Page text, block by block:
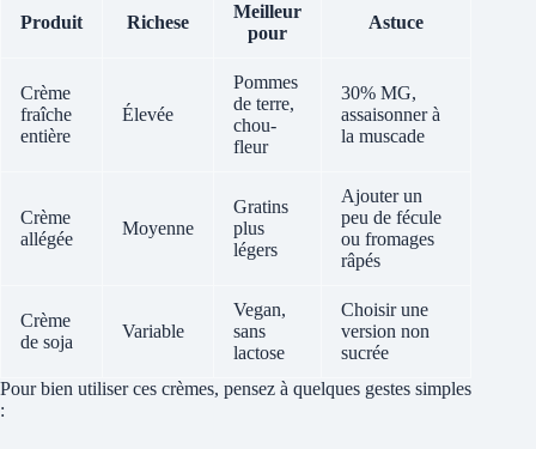
Produit Richese
Meilleur
pour
Astuce
Crème
fraîche
entière
Élevée
Pommes
de terre,
chou-
fleur
30% MG,
assaisonner à
la muscade
Crème
allégée
Moyenne
Gratins
plus
légers
Ajouter un
peu de fécule
ou fromages
râpés
Crème
de soja
Variable
Vegan,
sans
lactose
Choisir une
version non
sucrée
Pour bien utiliser ces crèmes, pensez à quelques gestes simples
: